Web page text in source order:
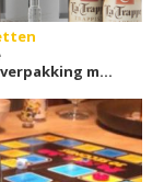
met